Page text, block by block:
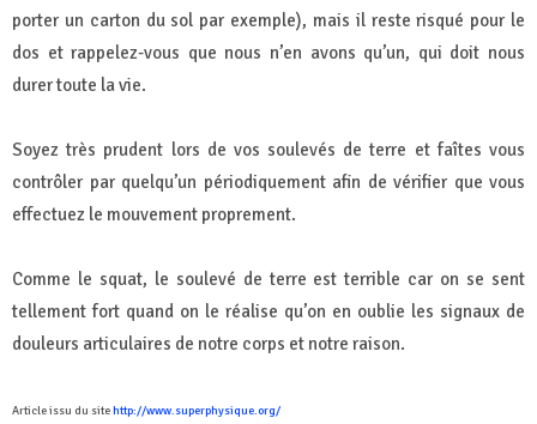
porter un carton du sol par exemple), mais il reste risqué pour le
dos et rappelez-vous que nous n’en avons qu’un, qui doit nous
durer toute la vie.
Soyez très prudent lors de vos soulevés de terre et faîtes vous
contrôler par quelqu’un périodiquement afin de vérifier que vous
effectuez le mouvement proprement.
Comme le squat, le soulevé de terre est terrible car on se sent
tellement fort quand on le réalise qu’on en oublie les signaux de
douleurs articulaires de notre corps et notre raison.
Article issu du sitehttp://www.superphysique.org/